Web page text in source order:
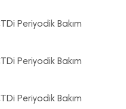
Periyodik Bakım
Periyodik Bakım
Periyodik Bakım